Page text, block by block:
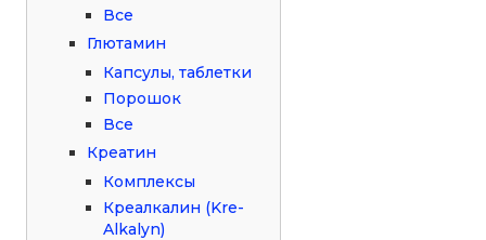
Все
Глютамин
Капсулы, таблетки
Порошок
Все
Креатин
Комплексы
Креалкалин (Kre-
Alkalyn)